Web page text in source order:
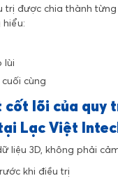
trị được chia thành
lùi
cùng
lõi của quy
Lạc Việt
liệu 3D, không phải
khi điều trị